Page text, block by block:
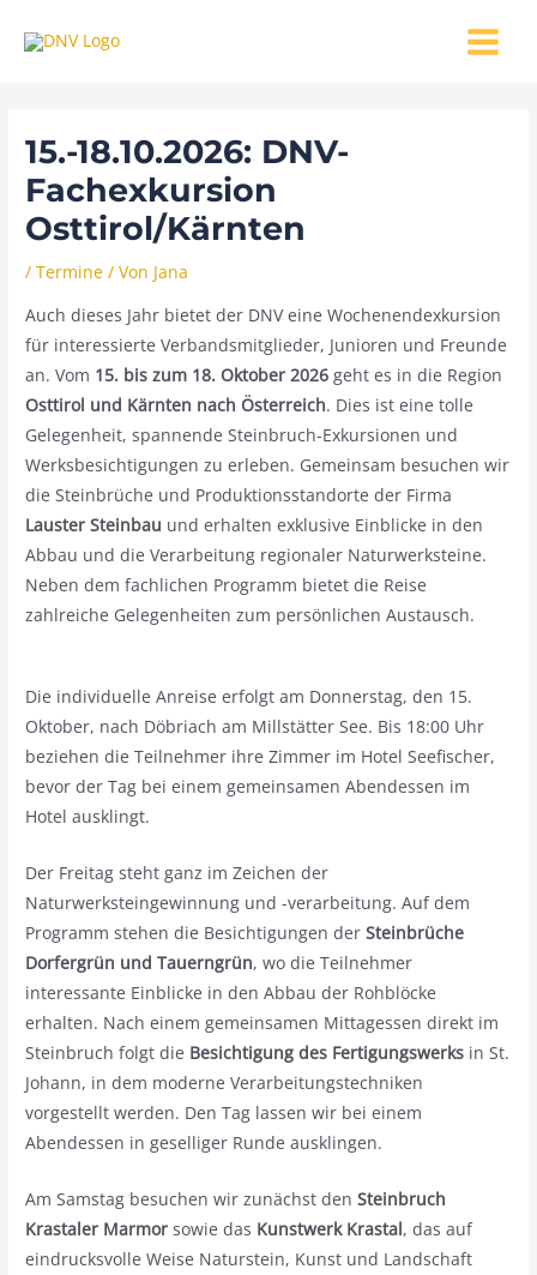
Inhalt
MENU
15.-18.10.2026: DNV-
Fachexkursion
Osttirol/Kärnten
/Termine / Von Jana
Auch dieses Jahr bietet der DNV eine Wochenendexkursion
für interessierte Verbandsmitglieder, Junioren und Freunde
an. Vom 15. bis zum 18. Oktober 2026 geht es in die Region
Osttirol und Kärnten nach Österreich. Dies ist eine tolle
Gelegenheit, spannende Steinbruch-Exkursionen und
Werksbesichtigungen zu erleben. Gemeinsam besuchen wir
die Steinbrüche und Produktionsstandorte der Firma
Lauster Steinbau und erhalten exklusive Einblicke in den
Abbau und die Verarbeitung regionaler Naturwerksteine.
Neben dem fachlichen Programm bietet die Reise
zahlreiche Gelegenheiten zum persönlichen Austausch.
Die individuelle Anreise erfolgt am Donnerstag, den 15.
Oktober, nach Döbriach am Millstätter See. Bis 18:00 Uhr
beziehen die Teilnehmer ihre Zimmer im Hotel Seefischer,
bevor der Tag bei einem gemeinsamen Abendessen im
Hotel ausklingt.
Der Freitag steht ganz im Zeichen der
Naturwerksteingewinnung und -verarbeitung. Auf dem
Programm stehen die Besichtigungen derSteinbrüche
Dorfergrün und Tauerngrün, wo die Teilnehmer
interessante Einblicke in den Abbau der Rohblöcke
erhalten. Nach einem gemeinsamen Mittagessen direkt im
Steinbruch folgt die Besichtigung des Fertigungswerks in St.
Johann, in dem moderne Verarbeitungstechniken
vorgestellt werden. Den Tag lassen wir bei einem
Abendessen in geselliger Runde ausklingen.
Am Samstag besuchen wir zunächst denSteinbruch
Krastaler Marmor sowie das Kunstwerk Krastal, das auf
eindrucksvolle Weise Naturstein, Kunst und Landschaft